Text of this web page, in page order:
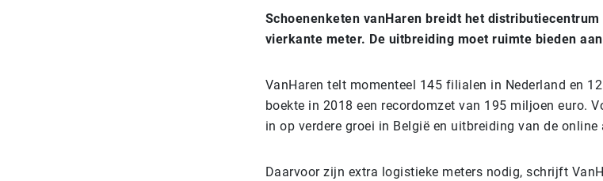
Schoenenketen vanHaren breidt het
vierkante meter. De uitbreiding moet ruimte bieden
VanHaren telt momenteel 145 filialen in Nederland en
boekte in 2018 een recordomzet van 195 miljoen euro.
in op verdere groei in België en uitbreiding van de
Daarvoor zijn extra logistieke meters nodig, schrijft